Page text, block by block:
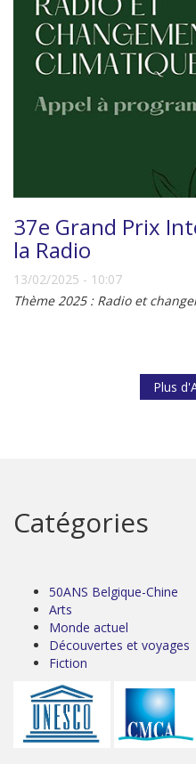
37e Grand Prix
la Radio
13/02/2025 - 10:07
Thème 2025 : Radio et
Plus
Catégories
50ANS Belgique-Chine
Arts
Monde actuel
Découvertes et voyages
Fiction